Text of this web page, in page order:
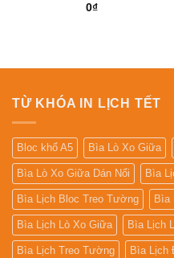
0₫
TỪ KHÓA IN LỊCH TẾT
Bloc khổ A5 Bìa Lò Xo Giữa
Bìa Lò Xo Giữa Dán Nổi Bìa
Bìa Lịch Bloc Treo Tường Bìa
Bìa Lịch Lò Xo Giữa Bìa Lịch
Bìa Lịch Treo Tường Bìa Lịch